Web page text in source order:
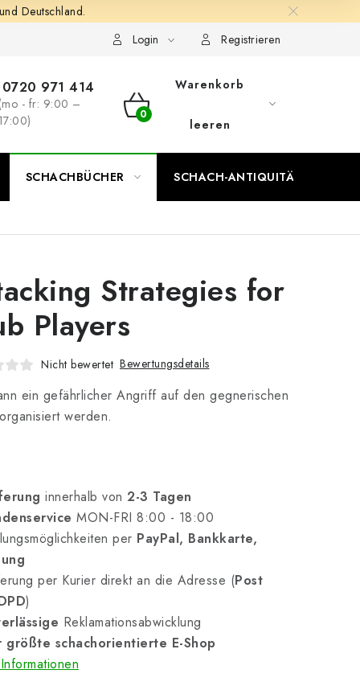
Deutschland.
Login
Registrieren
971 414
- fr: 9:00 –
WARENKORB
Warenkorb
leeren
SCHACHBÜCHER SCHACH-ANTIQUITÄTENLADEN
Strategies for
Players
Nicht bewertet Bewertungsdetails
ein gefährlicher Angriff auf den gegnerischen
werden.
innerhalb von 2-3 Tagen
MON-FRI 8:00 - 18:00
per PayPal, Bankkarte,
per Kurier direkt an die Adresse (Post
)
Reklamationsabwicklung
größte schachorientierte E-Shop